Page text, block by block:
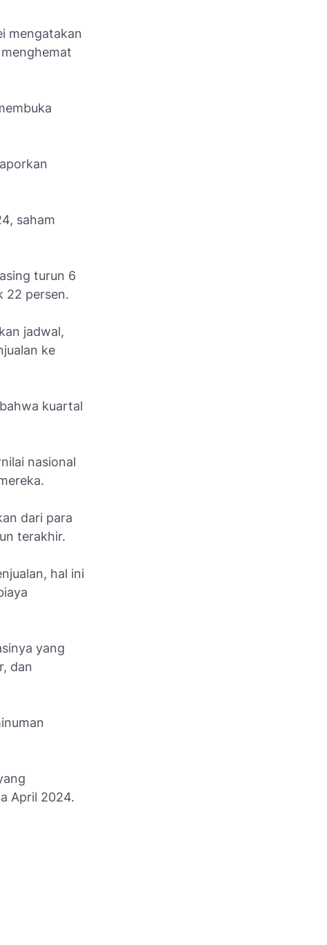
mengatakan
saham
turun 6
22 persen.
jadwal,
ke
kuartal
nasional
dari para
terakhir.
hal ini
yang
dan
April 2024.